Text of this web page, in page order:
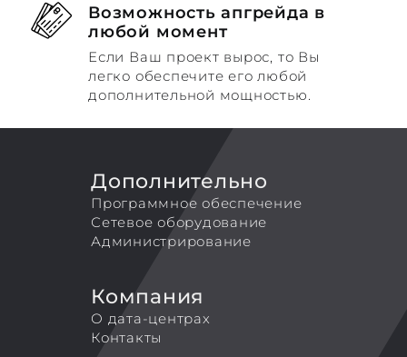
Возможность апгрейда в
любой момент
Если Ваш проект вырос, то Вы
легко обеспечите его любой
дополнительной мощностью.
Дополнительно
Программное обеспечение
Сетевое оборудование
Администрирование
Компания
О дата-центрах
Контакты